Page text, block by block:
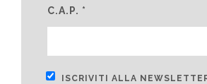
C.A.P. *
ISCRIVITI ALLA